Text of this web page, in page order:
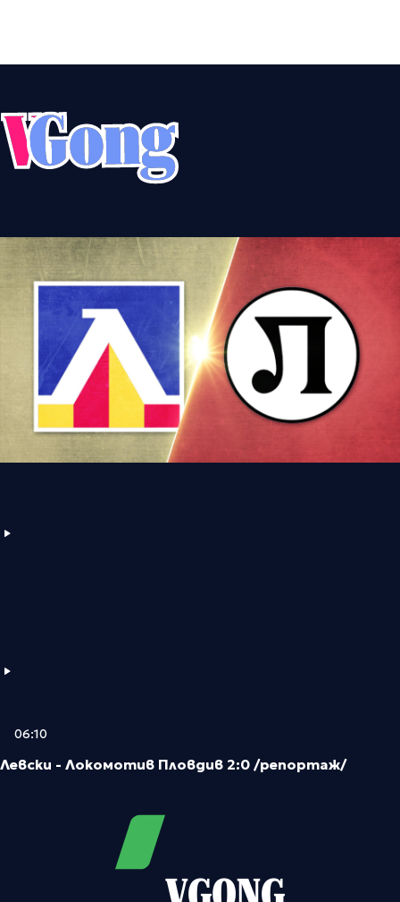
06:10
Левски - Локомотив Пловдив 2:0 /репортаж/